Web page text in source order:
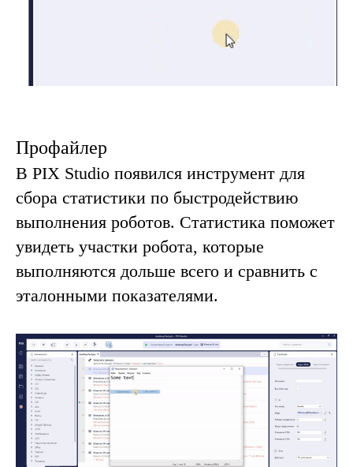
Профайлер
В PIX Studio появился инструмент для
сбора статистики по быстродействию
выполнения роботов. Статистика поможет
увидеть участки робота, которые
выполняются дольше всего и сравнить с
эталонными показателями.